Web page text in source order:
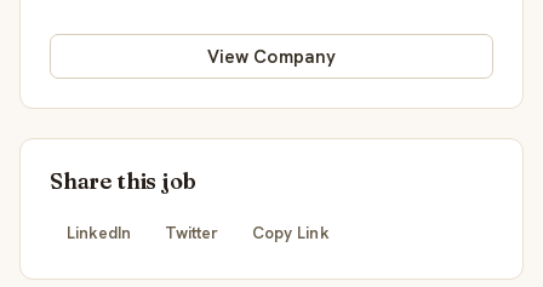
View Company
Share this job
LinkedIn Twitter Copy Link